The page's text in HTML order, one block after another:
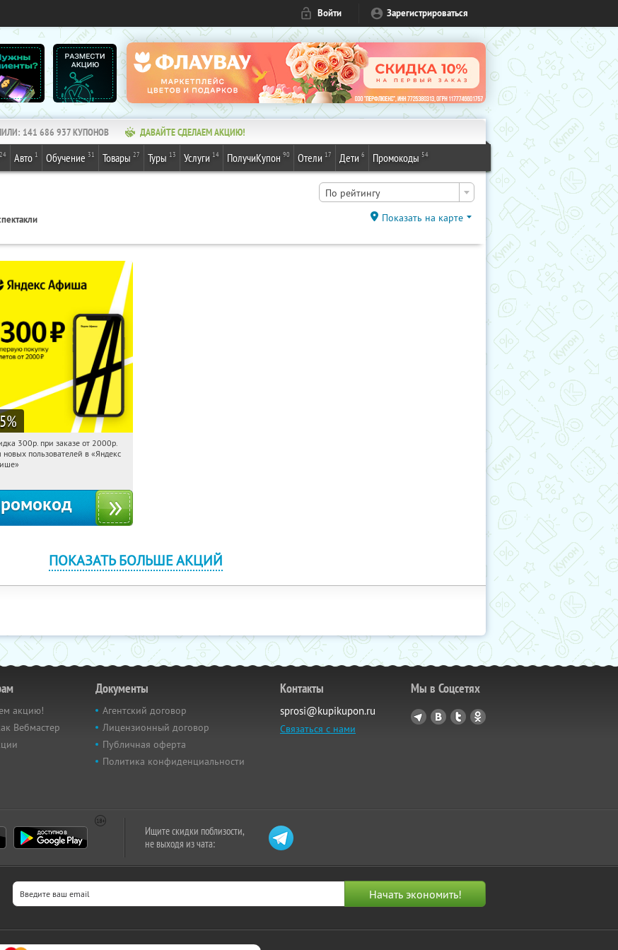
Войти Зарегистрироваться
141 686 937КУПОНОВ ДАВАЙТЕ СДЕЛАЕМ АКЦИЮ!
24 Авто 1 Обучение 31 Товары 27 Туры 13 Услуги 14 ПолучиКупон 90 Отели 17 Дети 6 Промокоды 54
По рейтингу
Показать на карте
%
20:25:59 Получили:65
300р. при заказе от 2000р.
новых пользователей в «Яндекс
ПОКАЗАТЬ БОЛЬШЕ АКЦИЙ
акцию!
Вебмастер
Документы
Агентский договор
Лицензионный договор
Публичная оферта
Политика конфиденциальности
Контакты
sprosi@kupikupon.ru
Связаться с нами
Мы в Соцсетях
Ищите скидки поблизости,
не выходя из чата: